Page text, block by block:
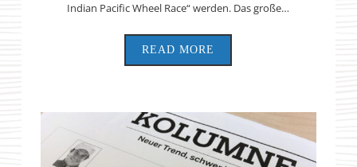
Indian Pacific Wheel Race“ werden. Das große…
READ MORE